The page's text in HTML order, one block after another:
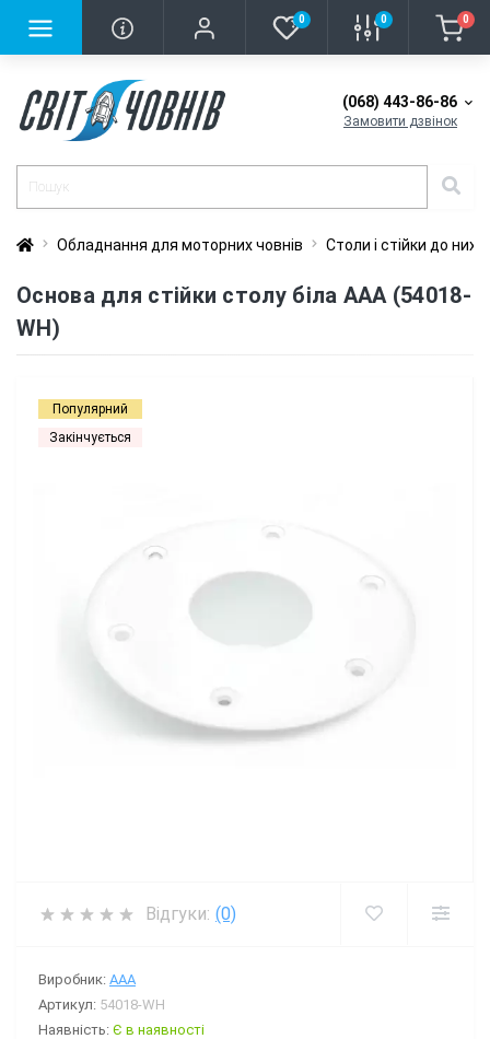
0 0 0
(068) 443-86-86
Замовити дзвінок
Обладнання для моторних човнів Столи і стійки до них
Основа для стійки столу біла ААА (54018-
WH)
Популярний
Закінчується
Відгуки: (0)
Виробник: AAA
Артикул: 54018-WH
Наявність: Є в наявності